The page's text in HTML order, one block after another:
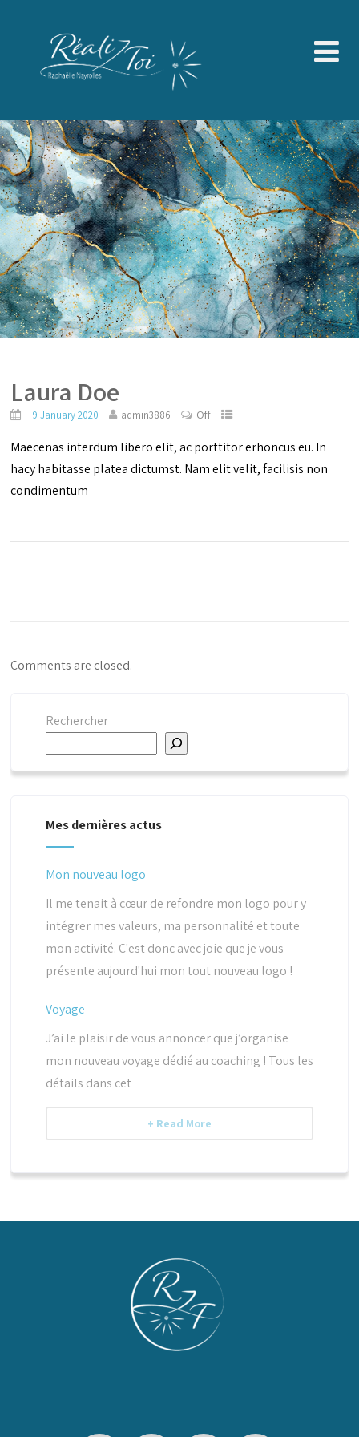
Laura Doe
9 January 2020 admin3886 Off
Maecenas interdum libero elit, ac porttitor erhoncus eu. In
hacy habitasse platea dictumst. Nam elit velit, facilisis non
condimentum
Comments are closed.
Rechercher
Mes dernières actus
Mon nouveau logo
Il me tenait à cœur de refondre mon logo pour y
intégrer mes valeurs, ma personnalité et toute
mon activité. C'est donc avec joie que je vous
présente aujourd'hui mon tout nouveau logo !
Voyage
J’ai le plaisir de vous annoncer que j’organise
mon nouveau voyage dédié au coaching ! Tous les
détails dans cet
+ Read More